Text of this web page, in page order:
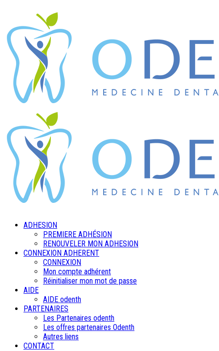
ADHESION
PREMIERE ADHÉSION
RENOUVELER MON ADHESION
CONNEXION ADHERENT
CONNEXION
Mon compte adhérent
Réinitialiser mon mot de passe
AIDE
AIDE odenth
PARTENAIRES
Les Partenaires odenth
Les offres partenaires Odenth
Autres liens
CONTACT